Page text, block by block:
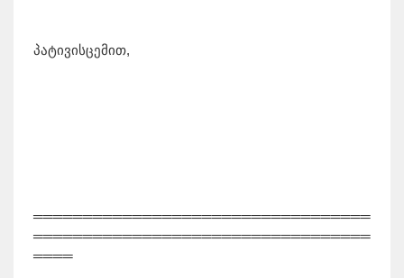
პატივისცემით,
══════════════════════════════════
══════════════════════════════════
════